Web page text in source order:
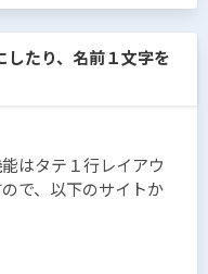
したり、名前１文字を
はタテ１行レイアウ
で、以下のサイトか